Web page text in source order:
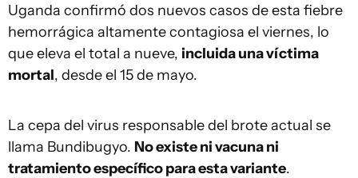
Uganda confirmó dos nuevos casos de esta fiebre
hemorrágica altamente contagiosa el viernes, lo
que eleva el total a nueve, incluida una víctima
mortal, desde el 15 de mayo.
La cepa del virus responsable del brote actual se
llama Bundibugyo. No existe ni vacuna ni
tratamiento específico para esta variante.